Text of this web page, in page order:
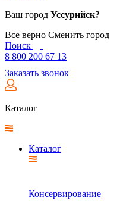
Ваш город Уссурийск?
Все верно Сменить город
Поиск
8 800 200 67 13
Заказать звонок
Каталог
Каталог
Консервирование